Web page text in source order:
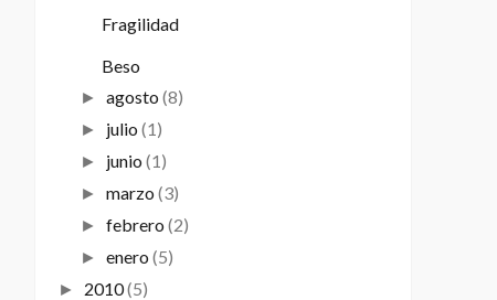
Fragilidad
Beso
► agosto (8)
► julio (1)
► junio (1)
► marzo (3)
► febrero (2)
► enero (5)
► 2010(5)